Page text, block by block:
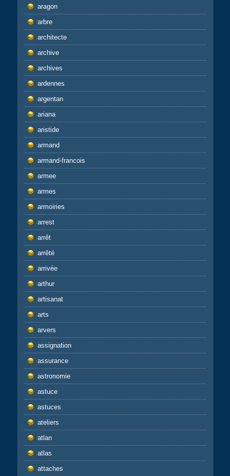
aragon
arbre
architecte
archive
archives
ardennes
argentan
ariana
aristide
armand
armand-francois
armee
armes
armoiries
arrest
arrêt
arrêté
arrivée
arthur
artisanat
arts
arvers
assignation
assurance
astronomie
astuce
astuces
ateliers
atlan
atlas
attaches